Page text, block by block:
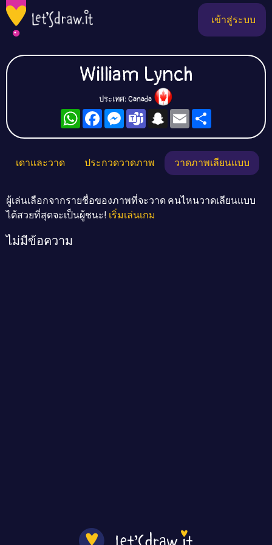
เข้าสู่ระบบ
William Lynch
ประเทศ: Canada
WhatsAppFacebookMessengerTeamsSnapchat
Email
เดาและวาด ประกวดวาดภาพ วาดภาพเลียนแบบ
ผู้เล่นเลือกจากรายชื่อของภาพที่จะวาด คนไหนวาดเลียนแบบ
ได้สวยที่สุดจะเป็นผู้ชนะ! เริ่มเล่นเกม
ไม่มีข้อความ